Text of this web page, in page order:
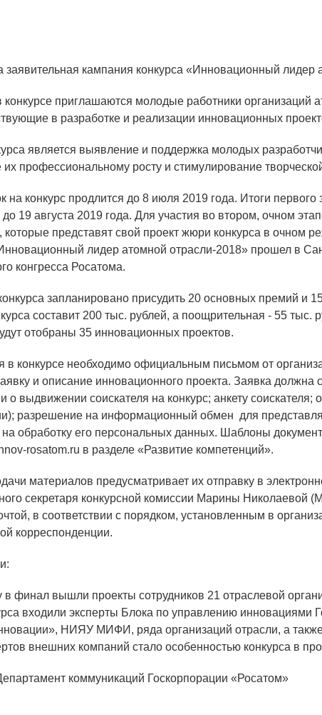
Зимняя школа по физике высоких
Молодежная научно-техническая
конференция «Исследования. Технологии.
Развитие»
ПОСЕЩЕНИЕ ЗАТО
ОБРАЗОВАНИЕ/КАРЬЕРА
СФТИ НИЯУ МИФИ
Спецкафедра УРФУ
Школа молодого специалиста
Новый Снежинск
Оформление анкетного материала РФЯЦ -
ВНИИТФ
Профессиональное обучение
заявительная кампания конкурса «Инновационный лидер
конкурсе приглашаются молодые работники организаций
в разработке и реализации инновационных
является выявление и поддержка молодых
их профессиональному росту и стимулирование
на конкурс продлится до 8 июля 2019 года. Итоги первого
19 августа 2019 года. Для участия во втором, очном
которые представят свой проект жюри конкурса в очном
лидер атомной отрасли-2018» прошел в
конгресса Росатома.
запланировано присудить 20 основных премий и
составит 200 тыс. рублей, а поощрительная - 55 тыс.
отобраны 35 инновационных проектов.
в конкурсе необходимо официальным письмом от
и описание инновационного проекта. Заявка должна
о выдвижении соискателя на конкурс; анкету
разрешение на информационный обмен для
на обработку его персональных данных. Шаблоны
rosatom.ru в разделе «Развитие компетенций».
материалов предусматривает их отправку в
секретаря конкурсной комиссии Марины Николаевой
в соответствии с порядком, установленным в
корреспонденции.
в финал вышли проекты сотрудников 21 отраслевой
входили эксперты Блока по управлению инновациями
НИЯУ МИФИ, ряда организаций отрасли, а
внешних компаний стало особенностью конкурса в
коммуникаций Госкорпорации «Росатом»